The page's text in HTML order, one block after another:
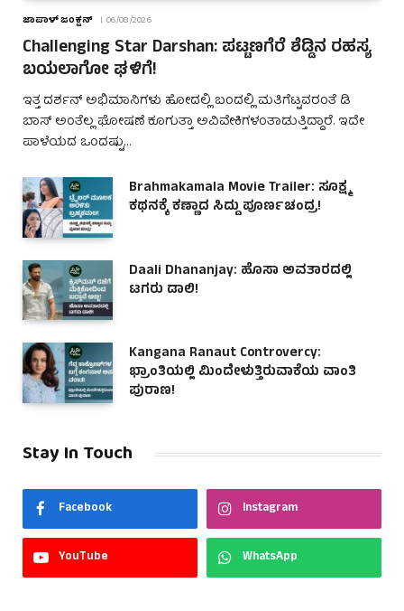
ಜಾಪಾಳ್ ಜಂಕ್ಷನ್ 06/08/2026
Challenging Star Darshan: ಪಟ್ಟಣಗೆರೆ ಶೆಡ್ಡಿನ ರಹಸ್ಯ
ಬಯಲಾಗೋ ಘಳಿಗೆ!
ಇತ್ತ ದರ್ಶನ್ ಅಭಿಮಾನಿಗಳು ಹೋದಲ್ಲಿ ಬಂದಲ್ಲಿ ಮತಿಗೆಟ್ಟವರಂತೆ ಡಿ
ಬಾಸ್ ಅಂತೆಲ್ಲ ಘೋಷಣೆ ಕೂಗುತ್ತಾ ಅವಿವೇಕಿಗಳಂತಾಡುತ್ತಿದ್ದಾರೆ. ಇದೇ
ಪಾಳೆಯದ ಒಂದಷ್ಟು…
Brahmakamala Movie Trailer: ಸೂಕ್ಷ್ಮ
ಕಥನಕ್ಕೆ ಕಣ್ಣಾದ ಸಿದ್ದು ಪೂರ್ಣಚಂದ್ರ!
Daali Dhananjay: ಹೊಸಾ ಅವತಾರದಲ್ಲಿ
ಟಗರು ಡಾಲಿ!
Kangana Ranaut Controvercy:
ಭ್ರಾಂತಿಯಲ್ಲಿ ಮಿಂದೇಳುತ್ತಿರುವಾಕೆಯ ವಾಂತಿ
ಪುರಾಣ!
Stay In Touch
Facebook Instagram
YouTube WhatsApp